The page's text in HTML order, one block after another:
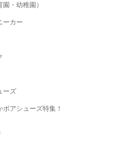
・幼稚園）
ーカー
ーズ
アシューズ特集！